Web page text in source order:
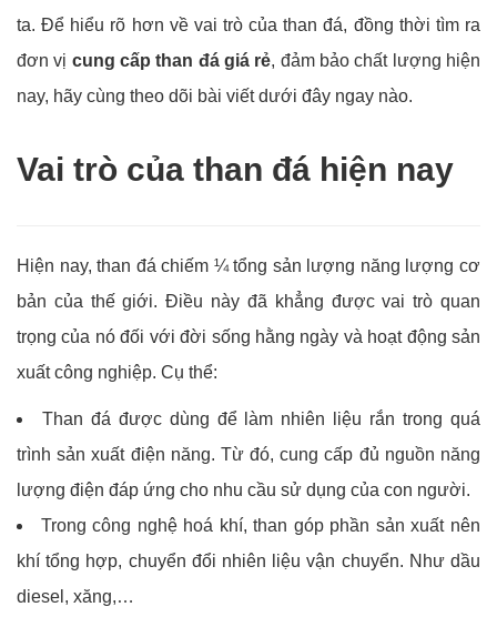
ta. Để hiểu rõ hơn về vai trò của than đá, đồng thời tìm ra
đơn vị cung cấp than đá giá rẻ, đảm bảo chất lượng hiện
nay, hãy cùng theo dõi bài viết dưới đây ngay nào.
Vai trò của than đá hiện nay
Hiện nay, than đá chiếm ¼ tổng sản lượng năng lượng cơ
bản của thế giới. Điều này đã khẳng được vai trò quan
trọng của nó đối với đời sống hằng ngày và hoạt động sản
xuất công nghiệp. Cụ thể:
Than đá được dùng để làm nhiên liệu rắn trong quá
trình sản xuất điện năng. Từ đó, cung cấp đủ nguồn năng
lượng điện đáp ứng cho nhu cầu sử dụng của con người.
Trong công nghệ hoá khí, than góp phần sản xuất nên
khí tổng hợp, chuyển đổi nhiên liệu vận chuyển. Như dầu
diesel, xăng,…